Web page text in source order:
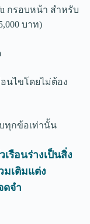
กรอบหน้า สำหรับ
บาท)
นไขโดยไม่ต้อง
ทุกข้อเท่านั้น
รือนร่างเป็นสิ่ง
มเติมแต่ง
จำ